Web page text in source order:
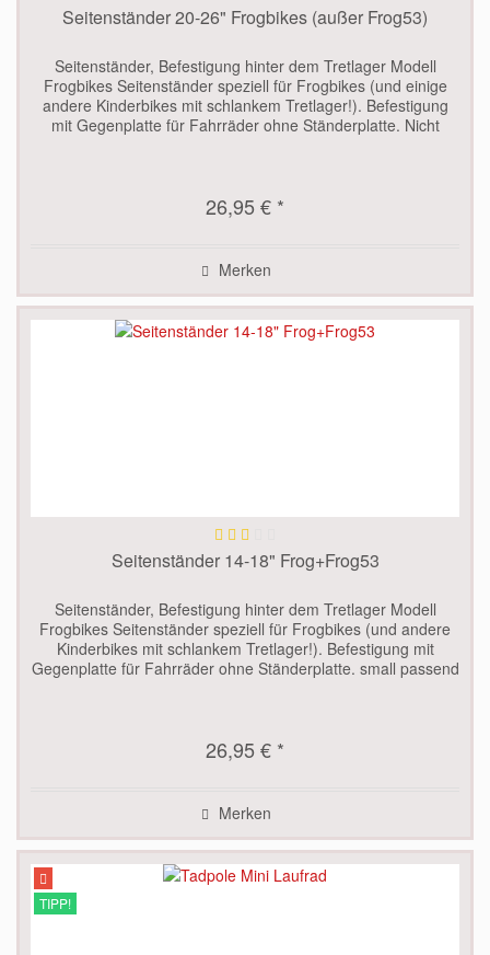
Seitenständer 20-26" Frogbikes (außer Frog53)
Seitenständer, Befestigung hinter dem Tretlager Modell
Frogbikes Seitenständer speziell für Frogbikes (und einige
andere Kinderbikes mit schlankem Tretlager!). Befestigung
mit Gegenplatte für Fahrräder ohne Ständerplatte. Nicht
26,95 € *
Merken
Seitenständer 14-18" Frog+Frog53
Seitenständer, Befestigung hinter dem Tretlager Modell
Frogbikes Seitenständer speziell für Frogbikes (und andere
Kinderbikes mit schlankem Tretlager!). Befestigung mit
Gegenplatte für Fahrräder ohne Ständerplatte. small passend
26,95 € *
Merken
TIPP!